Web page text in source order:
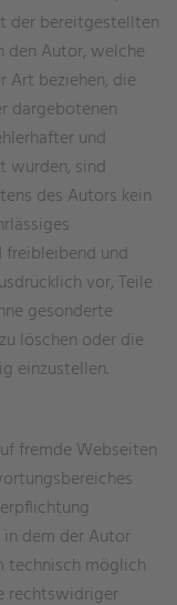
der bereitgestellten
den Autor, welche
Art beziehen, die
dargebotenen
und
wurden, sind
des Autors kein
und
vor, Teile
gesonderte
löschen oder die
einzustellen.
fremde Webseiten
dem der Autor
technisch möglich
rechtswidriger